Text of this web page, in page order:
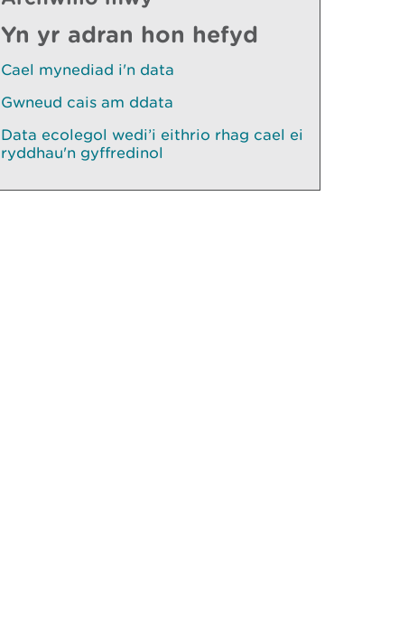
Yn yr adran hon hefyd
Cael mynediad i'n data
Gwneud cais am ddata
Data ecolegol wedi’i eithrio rhag cael ei
ryddhau'n gyffredinol